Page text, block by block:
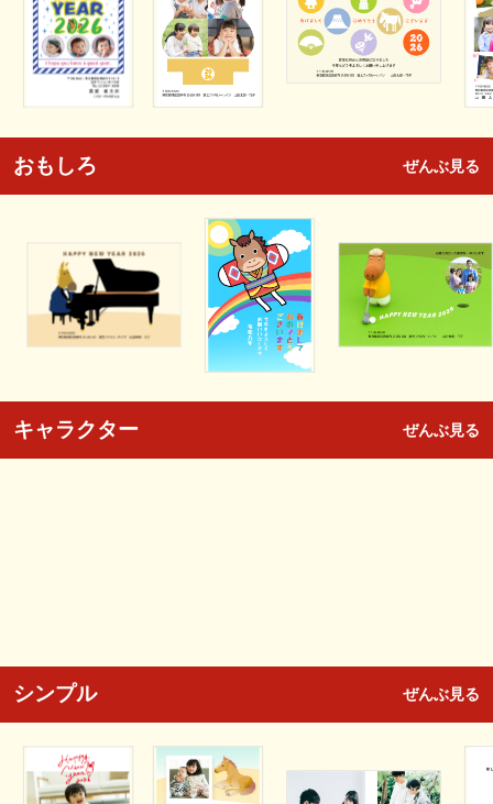
おもしろ ぜんぶ見る
キャラクター ぜんぶ見る
シンプル ぜんぶ見る